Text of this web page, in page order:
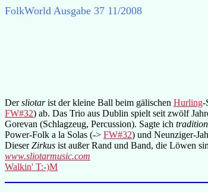
FolkWorld Ausgabe 37 11/2008
Dersliotarist der kleine Ball beim gälischen Hurling-
FW#32) ab. Das Trio aus Dublin spielt seit zwölf
Gorevan (Schlagzeug, Percussion). Sagte ich
Power-Folk a la Solas (-> FW#32) und Neunziger-
DieserZirkus ist außer Rand und Band, die Löwen
www.sliotarmusic.com
Walkin' T:-)M